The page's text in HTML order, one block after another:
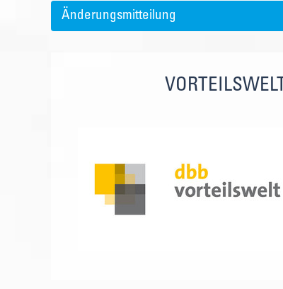
Änderungsmitteilung
VORTEILSWELT